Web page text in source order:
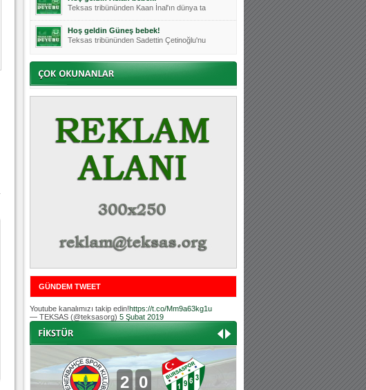
Teksas tribününden Kaan İnal'ın dünya ta
Hoş geldin Güneş bebek!
Teksas tribününden Sadettin Çetinoğlu'nu
Mutluluklar Ceyhun Tetik
Teksas tribünlerinin sevilen isimlerinde
Bursasporumuzun önü açılsın is
Hoş geldin Alaz Bebek!
Teksas.org sistem yöneticisi, ekibimizin
Hoş geldin Göktuğ Bebek!
Teksas.org ekibimizden ve tribünlerimizi
Teksas tribünlerinden Basri İleri'nin dü
Hoş geldin Kerem Bebek!
Tribünlerimizden Mesut Ulusoy'un (Duka)
Hoş geldin Aslan bebek!
Teksas tribününden Kaan İnal'ın dünya ta
Hoş geldin Güneş bebek!
Teksas tribününden Sadettin Çetinoğlu'nu
GÜNDEM TWEET
Youtube kanalımızı takip edin!https://t.co/Mm9a63kg1u
— TEKSAS (@teksasorg) 5 Şubat 2019
2 0 0 3